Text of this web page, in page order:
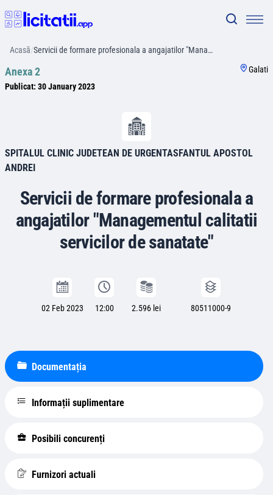
Acasă/Servicii de formare profesionala a angajatilor "Mana…
Anexa 2
Publicat: 30 January 2023
Galati
SPITALUL CLINIC JUDETEAN DE URGENTASFANTUL APOSTOL
ANDREI
Servicii de formare profesionala a
angajatilor "Managementul calitatii
servicilor de sanatate"
02 Feb 2023 12:00 2.596 lei 80511000-9
Documentația
Informații suplimentare
Posibili concurenți
Furnizori actuali